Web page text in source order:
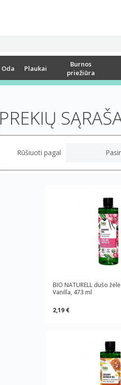
Oda Plaukai
Burnos
priežiūra
PREKIŲ
Rūšiuoti pagal
BIO NATURELL dušo
Vanilla, 473 ml
2,19 €